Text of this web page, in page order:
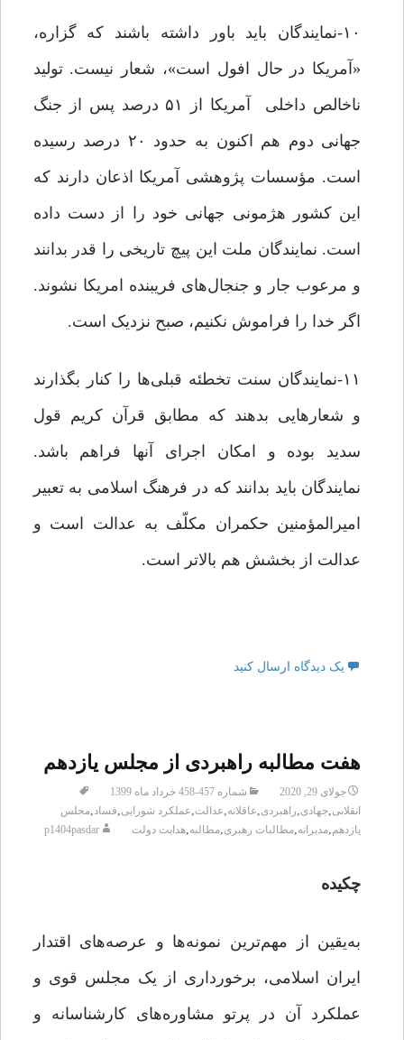
۱۰-نمایندگان باید باور داشته باشند که گزاره،
«آمریکا در حال افول است»، شعار نیست. تولید
ناخالص داخلی آمریکا از ۵۱ درصد پس از جنگ
جهانی دوم هم اکنون به حدود ۲۰ درصد رسیده
است. مؤسسات پژوهشی آمریکا اذعان دارند که
این کشور هژمونی جهانی خود را از دست داده‌
است. نمایندگان ملت این پیچ تاریخی را قدر بدانند
و مرعوب جار و جنجال‌های فریبنده امریکا نشوند.
اگر خدا را فراموش نکنیم، صبح نزدیک است.
۱۱-نمایندگان سنت تخطئه قبلی‌ها را کنار بگذارند
و شعارهایی بدهند که مطابق قرآن کریم قول
سدید بوده و امکان اجرای آنها فراهم باشد.
نمایندگان باید بدانند که در فرهنگ اسلامی به تعبیر
امیرالمؤمنین حکمران مکلّف به عدالت است و
عدالت از بخشش هم بالاتر است.
یک دیدگاه ارسال کنید
هفت مطالبه راهبردی از مجلس یازدهم
جولای 29, 2020
شماره 457-458 خرداد ماه 1399
انقلابی,جهادی,راهبردی,عاقلانه,عدالت,عملکرد شورایی,فساد,مجلس
یازدهم,مدبرانه,مطالبات رهبری,مطالبه,هدایت دولت p1404pasdar
چکیده
به‌یقین از مهم‌ترین نمونه‌ها و عرصه‌های اقتدار
ایران اسلامی، برخورداری از یک مجلس قوی و
عملکرد آن در پرتو مشاوره‌های کارشناسانه و